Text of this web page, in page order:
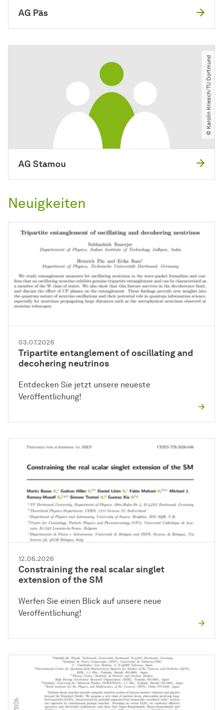
AG Päs
© Karolin Kriesch​/​TU Dortmund
AG Stamou
Neuigkeiten
03.07.2026
Tripartite entanglement of oscillating and
decohering neutrinos
Entdecken Sie jetzt unsere neueste
Veröffentlichung!
12.06.2026
Constraining the real scalar singlet
extension of the SM
Werfen Sie einen Blick auf unsere neue
Veröffentlichung!